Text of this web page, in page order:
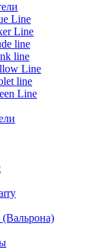
Line
Line
line
line
Line
line
Line